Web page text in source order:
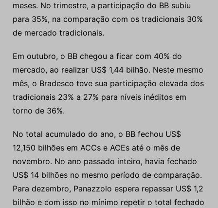
meses. No trimestre, a participação do BB subiu
para 35%, na comparação com os tradicionais 30%
de mercado tradicionais.
Em outubro, o BB chegou a ficar com 40% do
mercado, ao realizar US$ 1,44 bilhão. Neste mesmo
mês, o Bradesco teve sua participação elevada dos
tradicionais 23% a 27% para níveis inéditos em
torno de 36%.
No total acumulado do ano, o BB fechou US$
12,150 bilhões em ACCs e ACEs até o mês de
novembro. No ano passado inteiro, havia fechado
US$ 14 bilhões no mesmo período de comparação.
Para dezembro, Panazzolo espera repassar US$ 1,2
bilhão e com isso no mínimo repetir o total fechado